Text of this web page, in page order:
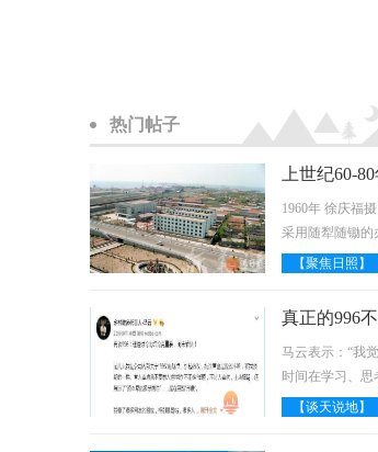
热门帖子
1960年 徐庆福
采用随犁随锄的
【聚焦日照】
真正的996
马云表示：“我
时间在学习、思
【谈天说地】